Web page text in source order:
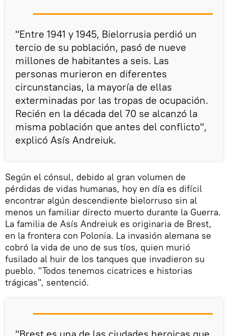
"Entre 1941 y 1945, Bielorrusia perdió un
tercio de su población, pasó de nueve
millones de habitantes a seis. Las
personas murieron en diferentes
circunstancias, la mayoría de ellas
exterminadas por las tropas de ocupación.
Recién en la década del 70 se alcanzó la
misma población que antes del conflicto",
explicó Asís Andreiuk.
Según el cónsul, debido al gran volumen de
pérdidas de vidas humanas, hoy en día es difícil
encontrar algún descendiente bielorruso sin al
menos un familiar directo muerto durante la Guerra.
La familia de Asís Andreiuk es originaria de Brest,
en la frontera con Polonia. La invasión alemana se
cobró la vida de uno de sus tíos, quien murió
fusilado al huir de los tanques que invadieron su
pueblo. "Todos tenemos cicatrices e historias
trágicas", sentenció.